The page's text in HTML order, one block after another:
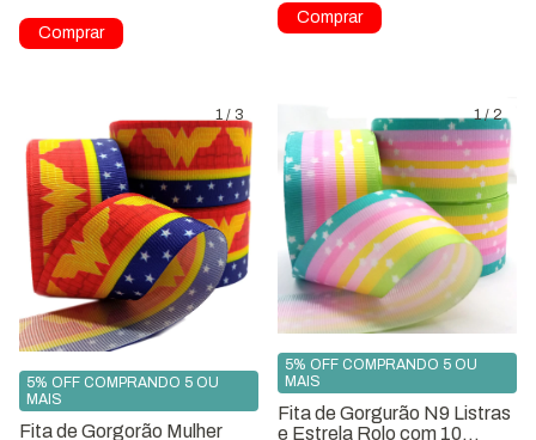
1 / 3
Fita de Gorgorão Mulher
5% OFF COMPRANDO 5 OU
MAIS
1/2
Fita de Gorgurão N9 Listras
e Estrela Rolo com 10
5% OFF COMPRANDO 5 OU
MAIS